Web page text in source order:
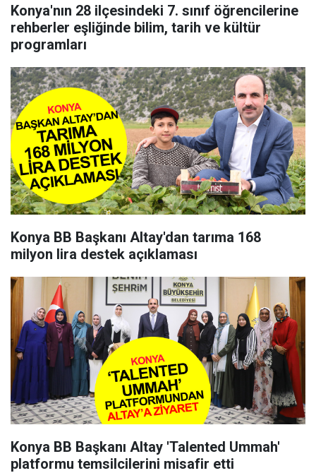
Konya'nın 28 ilçesindeki 7. sınıf öğrencilerine
rehberler eşliğinde bilim, tarih ve kültür
programları
Konya BB Başkanı Altay'dan tarıma 168
milyon lira destek açıklaması
Konya BB Başkanı Altay 'Talented Ummah'
platformu temsilcilerini misafir etti